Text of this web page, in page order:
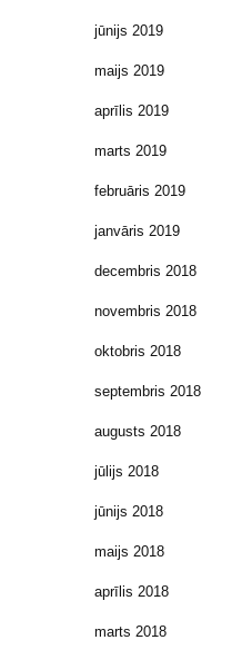
jūnijs 2019
maijs 2019
aprīlis 2019
marts 2019
februāris 2019
janvāris 2019
decembris 2018
novembris 2018
oktobris 2018
septembris 2018
augusts 2018
jūlijs 2018
jūnijs 2018
maijs 2018
aprīlis 2018
marts 2018